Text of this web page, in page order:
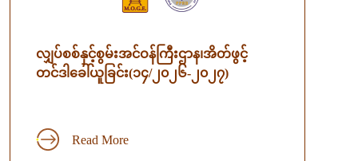
လျှပ်စစ်နှင့်စွမ်းအင်ဝန်ကြီးဌာန၊အိတ်ဖွင့်
တင်ဒါခေါ်ယူခြင်း(၁၄/၂၀၂၆-၂၀၂၇)
Read More